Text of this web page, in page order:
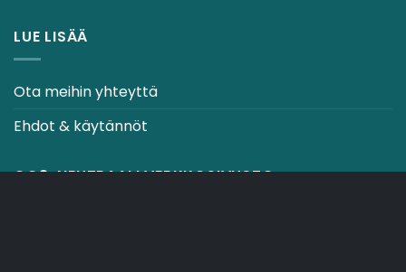
LUE LISÄÄ
Ota meihin yhteyttä
Ehdot & käytännöt
CO2-NEUTRAALI VERKKOSIVUSTO